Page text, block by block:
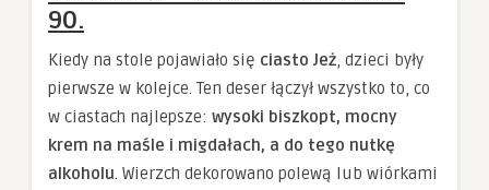
90.
Kiedy na stole pojawiało się ciasto Jeż, dzieci były
pierwsze w kolejce. Ten deser łączył wszystko to, co
w ciastach najlepsze: wysoki biszkopt, mocny
krem na maśle i migdałach, a do tego nutkę
alkoholu. Wierzch dekorowano polewą lub wiórkami